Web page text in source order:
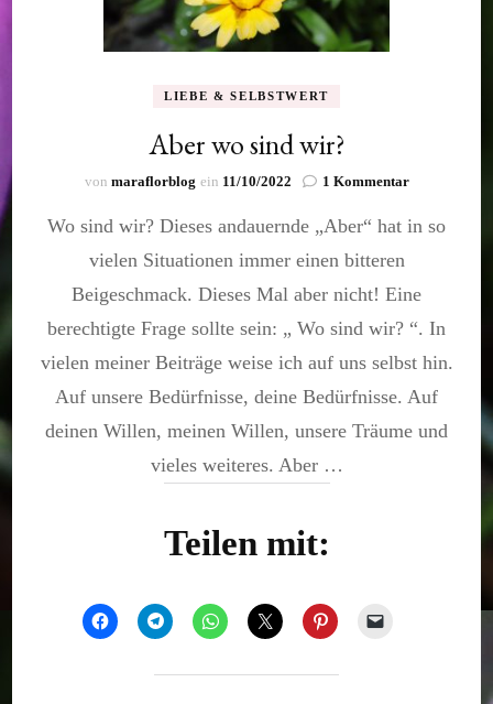
LIEBE & SELBSTWERT
Aber wo sind wir?
von maraflorblog ein 11/10/2022 1 Kommentarzu
wo
Wo sind wir? Dieses andauernde „Aber“ hat in so
vielen Situationen immer einen bitteren
Beigeschmack. Dieses Mal aber nicht! Eine
berechtigte Frage sollte sein: „ Wo sind wir? “. In
vielen meiner Beiträge weise ich auf uns selbst hin.
Auf unsere Bedürfnisse, deine Bedürfnisse. Auf
deinen Willen, meinen Willen, unsere Träume und
vieles weiteres. Aber …
Teilen mit: